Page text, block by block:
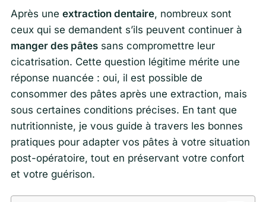
Après une extraction dentaire, nombreux sont
ceux qui se demandent s’ils peuvent continuer à
manger des pâtes sans compromettre leur
cicatrisation. Cette question légitime mérite une
réponse nuancée : oui, il est possible de
consommer des pâtes après une extraction, mais
sous certaines conditions précises. En tant que
nutritionniste, je vous guide à travers les bonnes
pratiques pour adapter vos pâtes à votre situation
post-opératoire, tout en préservant votre confort
et votre guérison.